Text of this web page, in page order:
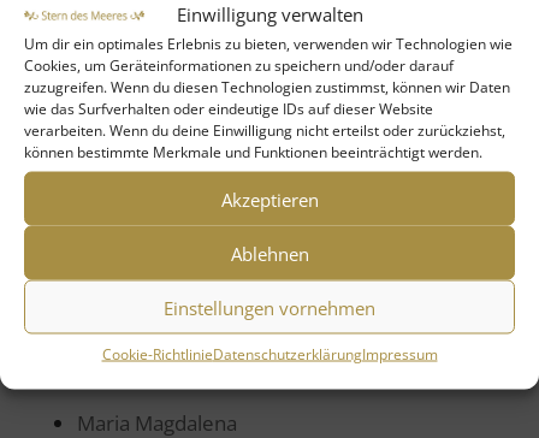
Einwilligung verwalten
Um dir ein optimales Erlebnis zu bieten, verwenden wir Technologien wie
Cookies, um Geräteinformationen zu speichern und/oder darauf
zuzugreifen. Wenn du diesen Technologien zustimmst, können wir Daten
wie das Surfverhalten oder eindeutige IDs auf dieser Website
verarbeiten. Wenn du deine Einwilligung nicht erteilst oder zurückziehst,
können bestimmte Merkmale und Funktionen beeinträchtigt werden.
Akzeptieren
Ablehnen
Einstellungen vornehmen
Cookie-RichtlinieDatenschutzerklärungImpressum
Gabriele UngerzuVom Traum zum Tun
Beatrix LoopzuMaria Magdalena –
Pionierin der Liebe, Mut und Wahrheit
Marion HellwigzuMutter Maria – Leben
mit der Kraft Gottes
Allgemein
Gebete
Maria Magdalena